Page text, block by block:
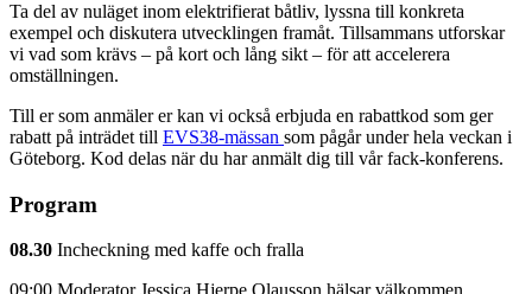
Ta del av nuläget inom elektrifierat båtliv, lyssna till konkreta
exempel och diskutera utvecklingen framåt. Tillsammans utforskar
vi vad som krävs – på kort och lång sikt – för att accelerera
omställningen.
Till er som anmäler er kan vi också erbjuda en rabattkod som ger
rabatt på inträdet till EVS38-mässan som pågår under hela veckan i
Göteborg. Kod delas när du har anmält dig till vår fack-konferens.
Program
08.30 Incheckning med kaffe och fralla